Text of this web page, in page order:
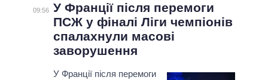
09:56 У Франції після перемоги
ПСЖ у фіналі Ліги чемпіонів
спалахнули масові
заворушення
У Франції після перемоги